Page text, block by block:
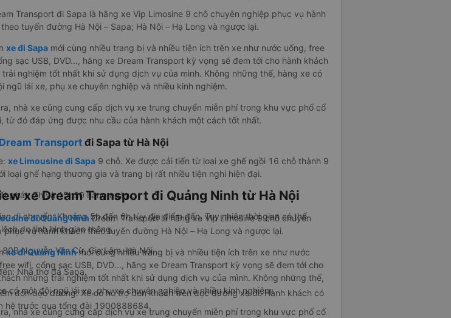
Transport đi Sapa là hãng xe Vip Limosine 9 chỗ chuyên nghiệp phục vụ hành
tuyến đường Hà Nội – Sapa; Hà Nội – Hạ Long và ngược lại.
xe đi Sapa mới cùng nhiều trang bị và nhiều tiện ích trên xe như nước uống, free
sạc USB, DVD…, hãng xe Dream Transport kỳ vọng sẽ đem tới cho hành khách
trải nghiệm tốt nhất khi sử dụng dịch vụ của mình. Không những thế, hàng xe có
ngũ lái xe, phụ xe chuyên nghiệp và nhiều kinh nghiệm.
nhà xe cũng cung cấp dịch vụ xe trung chuyển miễn phí trong khu vực phố cổ
từ đó đáp ứng được nhu cầu của hành khách một cách tốt nhất.
Transport đi Sapa từ Hà Nội
xe Limousine đi Sapa 9 chỗ. Xe được cải tiến từ loại xe ghế ngồi 16 chỗ thành 9
loại ghế hạng thương gia và trang bị rất nhiều tiện nghi hiện đại.
phát: 7h và 15h30 hằng ngày..
di chuyển: Khoảng 5h đến 6h tùy địa điểm đến. Tuy nhiên thời gian có thể
do tình hình giao thông.
Nguyễn Văn Cừ, Gia Lâm, Hà Nội.
Nhà thờ đá Sapa.
đón dọc đường: Xe có hỗ trợ đón khách trên dọc đường xe đi. Hành khách có
hệ trước qua tổng đài 1900888684.
xe Dream Transport đi Quảng Ninh từ Hà Nội
đi Quảng NinhDream Transport là hãng xe Vip Limosine 9 chỗ chuyên
phục vụ hành khách theo tuyến đường Hà Nội – Hạ Long và ngược lại.
xe đi Quảng Ninhmới cùng nhiều trang bị và nhiều tiện ích trên xe như nước
wifi, cổng sạc USB, DVD..., hãng xe Dream Transport kỳ vọng sẽ đem tới cho
những trải nghiệm tốt nhất khi sử dụng dịch vụ của mình. Không những thế,
có một đội ngũ lái xe, phụ xe chuyên nghiệp và nhiều kinh nghiệm.
nhà xe cũng cung cấp dịch vụ xe trung chuyển miễn phí trong khu vực phố cổ